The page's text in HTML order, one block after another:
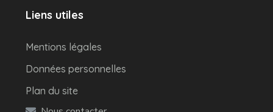
Liens utiles
Mentions légales
Données personnelles
Plan du site